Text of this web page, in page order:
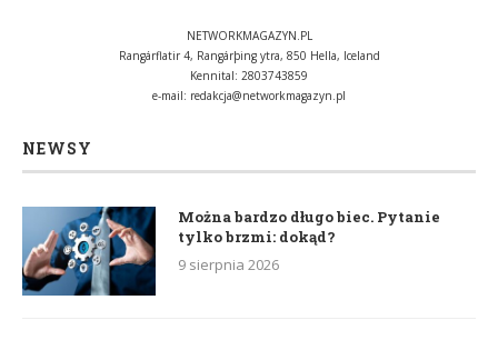
NETWORKMAGAZYN.PL
Rangárflatir 4, Rangárþing ytra, 850 Hella, Iceland
Kennital: 2803743859
e-mail: redakcja@networkmagazyn.pl
NEWSY
Można bardzo długo biec. Pytanie
tylko brzmi: dokąd?
9 sierpnia 2026